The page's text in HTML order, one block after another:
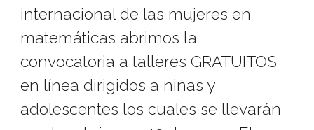
internacional de las mujeres en
matemáticas abrimos la
convocatoria a talleres GRATUITOS
en línea dirigidos a niñas y
adolescentes los cuales se llevarán